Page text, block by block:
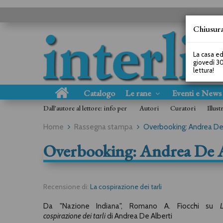
Catalogo Le rane Eventi e News
Dall'autore al lettore: info per Autori Curatori
Home Rassegna stampa Overbooking: Andrea
Overbooking: Andrea De
Recensione di: La cospirazione dei tarli
Da "Nazione Indiana", Romano A. Fiocchi su
cospirazione dei tarlidi Andrea De Alberti
La casa
giovedì
lettura!